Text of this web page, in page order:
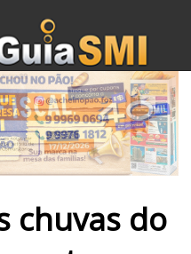
chuvas do